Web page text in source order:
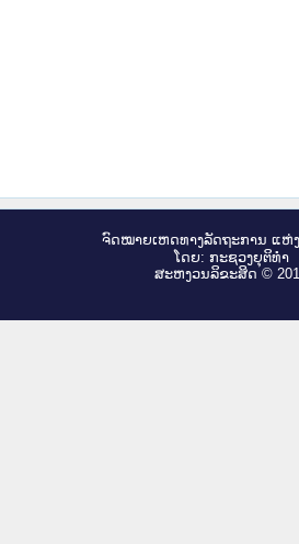
ຈົດ​ໝາຍ​ເຫດ​ທາງ​ລັດ​ຖະ​ການ ແຫ່
ໂດຍ: ກະ​ຊວງຍຸ​ຕິ​ທຳ
ສະ​ຫງວນ​ລິ​ຂະ​ສິດ ©